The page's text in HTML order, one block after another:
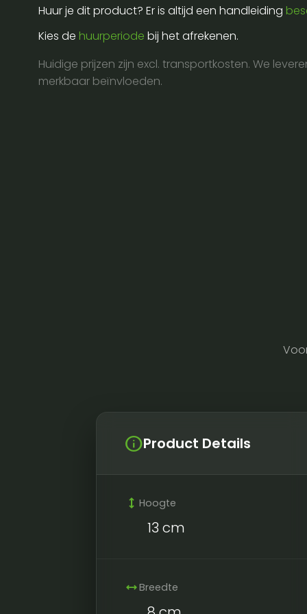
shooter
aantal
Huur je dit product? Er is altijd een handleiding
Kies de huurperiode bij het afrekenen.
Huidige prijzen zijn excl. transportkosten. We
merkbaar beïnvloeden.
infoProduct Details
height Hoogte
13 cm
widthBreedte